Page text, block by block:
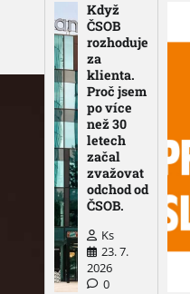
Když
ČSOB
rozhoduje
za
klienta.
Proč jsem
po více
než 30
letech
začal
zvažovat
odchod od
ČSOB.
Ks
23. 7.
2026
0